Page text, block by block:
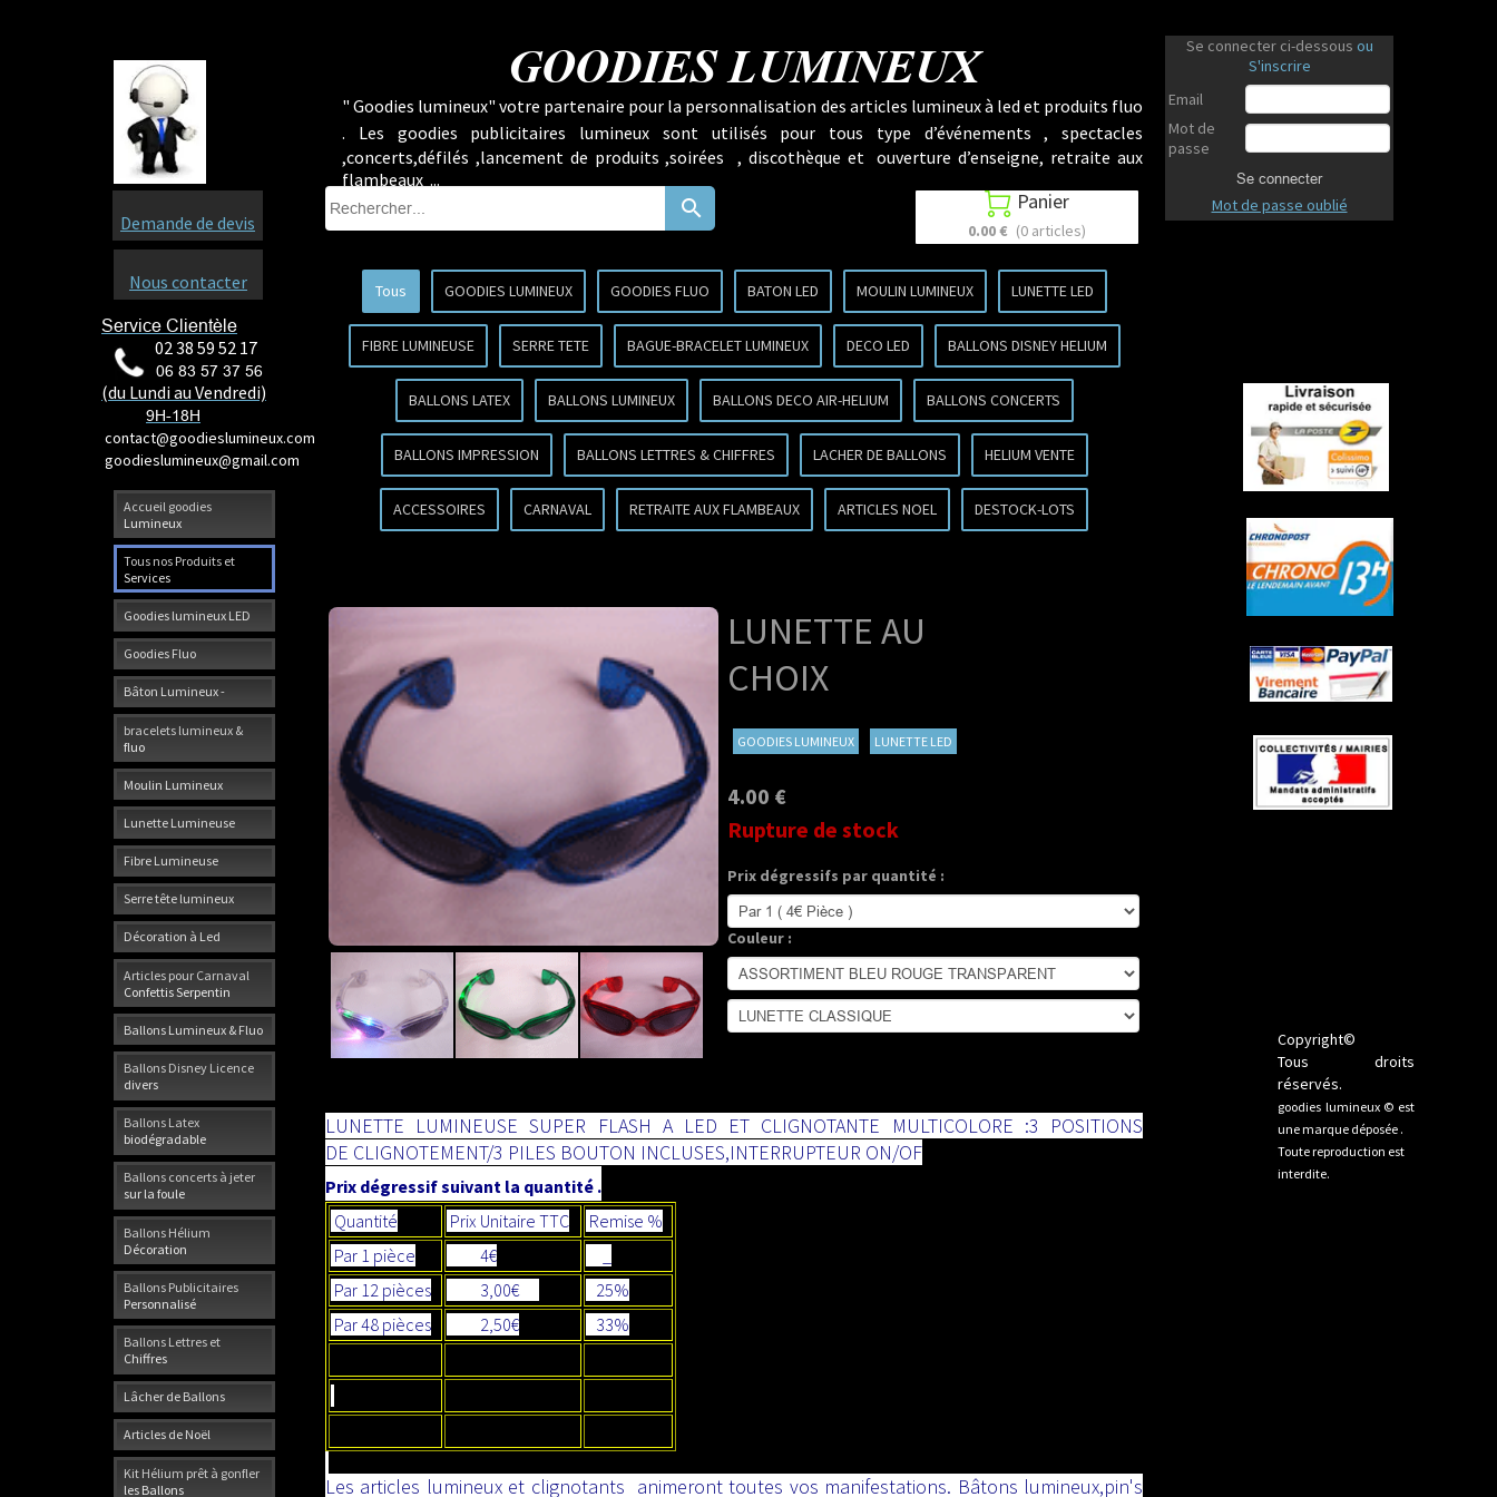
Accueil goodies
Lumineux
Tous nos Produits et
Services
Goodies lumineux LED
Goodies Fluo
Bâton Lumineux -
bracelets lumineux &
fluo
Moulin Lumineux
Lunette Lumineuse
Fibre Lumineuse
Serre tête lumineux
Décoration à Led
Articles pour Carnaval
Confettis Serpentin
Ballons Lumineux & Fluo
Ballons Disney Licence
divers
Ballons Latex
biodégradable
Ballons concerts à jeter
sur la foule
Ballons Hélium
Décoration
Ballons Publicitaires
Personnalisé
Ballons Lettres et
Chiffres
Lâcher de Ballons
Articles de Noël
Kit Hélium prêt à gonfler
les Ballons
GOODIES LUMINEUX
Copyright©
Tous droits
réservés.
goodies lumineux © est
une marque déposée .
Toute reproduction est
interdite.
Se connecter ci-dessous ou
S'inscrire
Email
Mot de
passe
Se connecter
Mot de passe oublié
Service Clientèle
02 38 59 52 17
06 83 57 37 56
(du Lundi au Vendredi)
9H-18H
contact@goodieslumineux.com
goodieslumineux@gmail.com
Demande de devis
Nous contacter
" Goodies lumineux" votre partenaire pour la personnalisation des articles lumineux à led et produits fluo
. Les goodies publicitaires lumineux sont utilisés pour tous type d’événements , spectacles
,concerts,défilés ,lancement de produits ,soirées , discothèque et ouverture d’enseigne, retraite aux
flambeaux ...
search  Panier
0.00 € (0 articles)
Tous GOODIES LUMINEUX GOODIES FLUO BATON LED MOULIN LUMINEUX LUNETTE LED
FIBRE LUMINEUSE SERRE TETE BAGUE-BRACELET LUMINEUX DECO LED BALLONS DISNEY HELIUM
BALLONS LATEX BALLONS LUMINEUX BALLONS DECO AIR-HELIUM BALLONS CONCERTS
BALLONS IMPRESSION BALLONS LETTRES & CHIFFRES LACHER DE BALLONS HELIUM VENTE
ACCESSOIRES CARNAVAL RETRAITE AUX FLAMBEAUX ARTICLES NOEL DESTOCK-LOTS
LUNETTE AU
CHOIX
GOODIES LUMINEUX LUNETTE LED
4.00 €
Rupture de stock
Prix dégressifs par quantité :
Couleur :
LUNETTE LUMINEUSE SUPER FLASH A LED ET CLIGNOTANTE MULTICOLORE :3 POSITIONS
DE CLIGNOTEMENT/3 PILES BOUTON INCLUSES,INTERRUPTEUR ON/OF
Prix dégressif suivant la quantité .
Quantité
Prix Unitaire TTC
Remise %
Par 1 pièce
4€
Par 12 pièces
3,00€
25%
Par 48 pièces
2,50€ 33%
Les articles lumineux et clignotants animeront toutes vos manifestations. Bâtons lumineux,pin's